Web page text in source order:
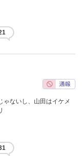
ゃないし、山田はイケメ